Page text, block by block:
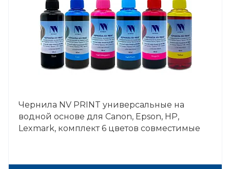
Чернила NV PRINT универсальные на
водной основе для Сanon, Epson, НР,
Lexmark, комплект 6 цветов совместимые